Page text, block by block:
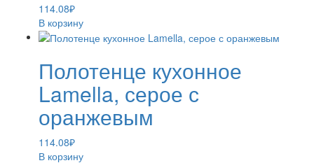
114.08₽
В корзину
Полотенце кухонное
Lamella, серое с
оранжевым
114.08₽
В корзину